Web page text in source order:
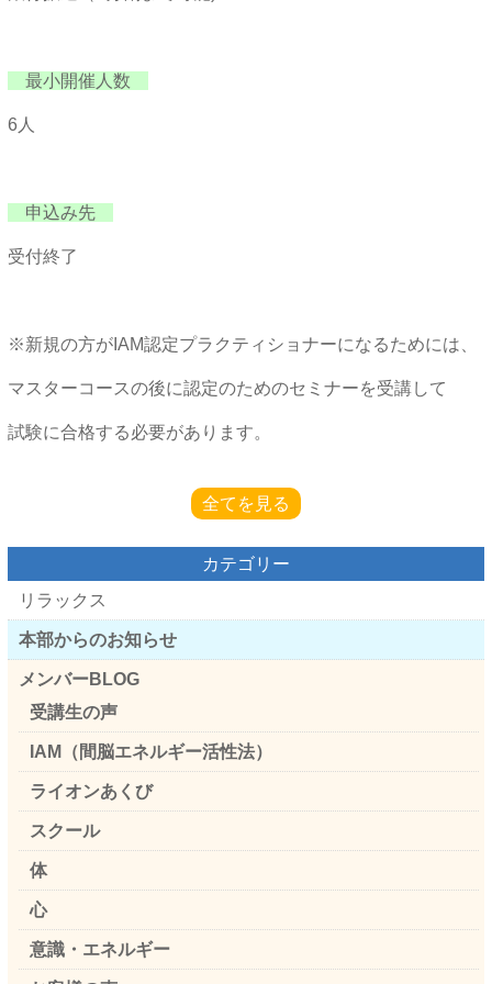
最小開催人数
6人
申込み先
受付終了
※新規の方がIAM認定プラクティショナーになるためには、
マスターコースの後に認定のためのセミナーを受講して
試験に合格する必要があります。
全てを見る
カテゴリー
リラックス
本部からのお知らせ
メンバーBLOG
受講生の声
IAM（間脳エネルギー活性法）
ライオンあくび
スクール
体
心
意識・エネルギー